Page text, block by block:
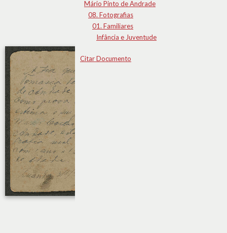
Mário Pinto de Andrade
08. Fotografias
01. Familiares
Infância e Juventude
Citar Documento